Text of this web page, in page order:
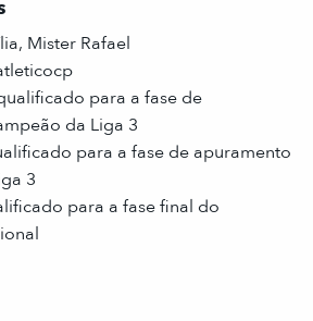
Mister Rafael
para a fase de
da Liga 3
para a fase de apuramento
3
para a fase final do